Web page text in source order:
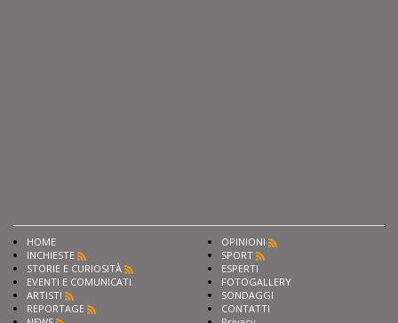
HOME
INCHIESTE
STORIE E CURIOSITÀ
EVENTI E COMUNICATI
ARTISTI
REPORTAGE
OPINIONI
SPORT
ESPERTI
FOTOGALLERY
SONDAGGI
CONTATTI